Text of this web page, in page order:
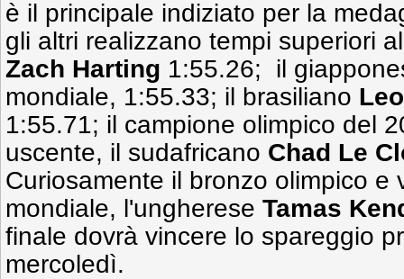
è il principale indiziato per la
gli altri realizzano tempi superiori
Zach Harting 1:55.26; il
mondiale, 1:55.33; il brasiliano
1:55.71; il campione olimpico del
uscente, il sudafricano Chad Le
Curiosamente il bronzo olimpico e
mondiale, l'ungherese Tamas
finale dovrà vincere lo spareggio
mercoledì.